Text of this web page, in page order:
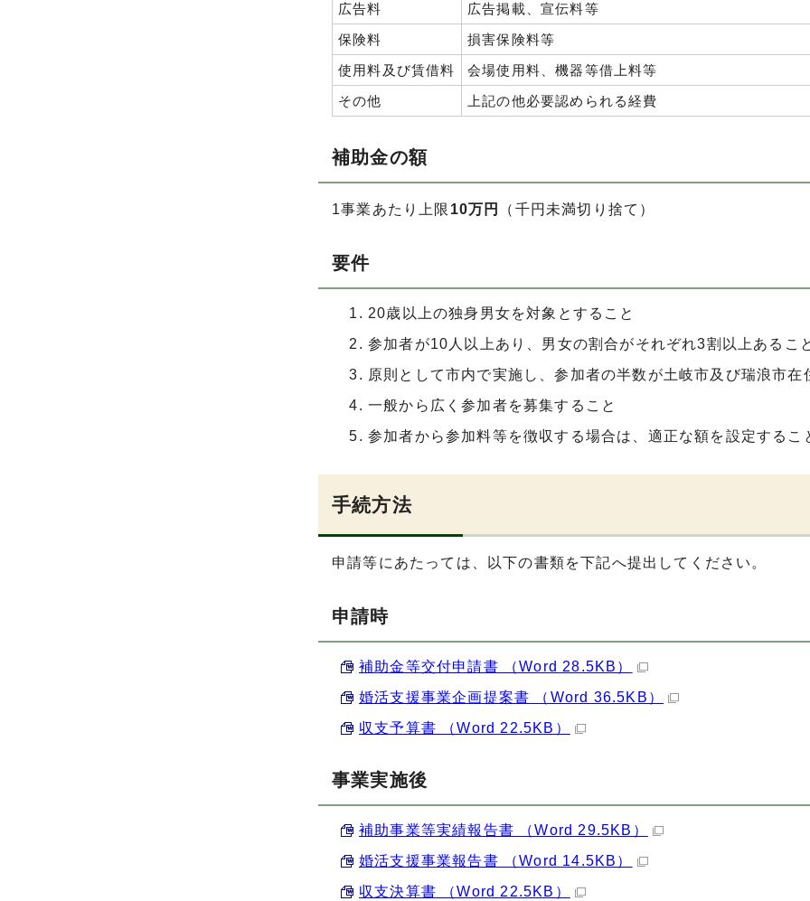
広告料
広告掲載、宣伝料等
保険料
損害保険料等
使用料及び賃借料
会場使用料、機器等借上料等
その他
上記の他必要認められる経費
補助金の額
1事業あたり上限 10万円 （千円未満切り捨て）
要件
20歳以上の独身男女を対象とすること
参加者が10人以上あり、男女の割合がそれぞれ3割以上あるこ
原則として市内で実施し、参加者の半数が土岐市及び瑞浪市在
一般から広く参加者を募集すること
参加者から参加料等を徴収する場合は、適正な額を設定するこ
手続方法
申請等にあたっては、以下の書類を下記へ提出してください。
申請時
補助金等交付申請書 （Word 28.5KB）
婚活支援事業企画提案書 （Word 36.5KB）
収支予算書 （Word 22.5KB）
事業実施後
補助事業等実績報告書 （Word 29.5KB）
婚活支援事業報告書 （Word 14.5KB）
収支決算書 （Word 22.5KB）